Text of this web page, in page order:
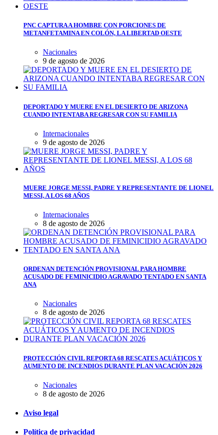
PNC CAPTURA A HOMBRE CON PORCIONES DE
METANFETAMINA EN COLÓN, LA LIBERTAD OESTE
Nacionales
9 de agosto de 2026
DEPORTADO Y MUERE EN EL DESIERTO DE ARIZONA
CUANDO INTENTABA REGRESAR CON SU FAMILIA
Internacionales
9 de agosto de 2026
MUERE JORGE MESSI, PADRE Y REPRESENTANTE DE LIONEL
MESSI, A LOS 68 AÑOS
Internacionales
8 de agosto de 2026
ORDENAN DETENCIÓN PROVISIONAL PARA HOMBRE
ACUSADO DE FEMINICIDIO AGRAVADO TENTADO EN SANTA
ANA
Nacionales
8 de agosto de 2026
PROTECCIÓN CIVIL REPORTA 68 RESCATES ACUÁTICOS Y
AUMENTO DE INCENDIOS DURANTE PLAN VACACIÓN 2026
Nacionales
8 de agosto de 2026
Aviso legal
Política de privacidad